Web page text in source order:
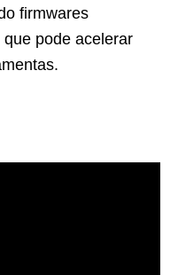
firmwares
pode acelerar